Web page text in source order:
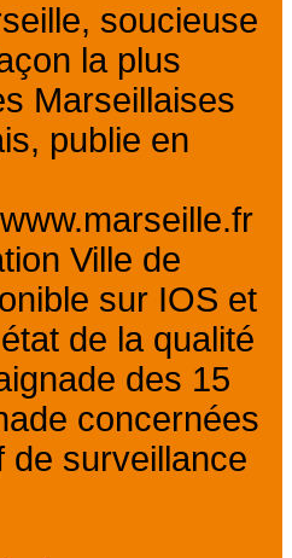
soucieuse
la plus
Marseillaises
publie en
Ville de
sur IOS et
de la qualité
des 15
concernées
de surveillance